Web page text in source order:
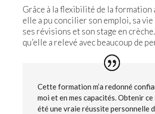
Grâce à la flexibilité de la formation
elle a pu concilier son emploi, sa
ses révisions et son stage en
qu’elle a relevé avec beaucoup de
Cette formation m’a redonné
moi et en mes capacités. Obtenir ce
été une vraie réussite personnelle